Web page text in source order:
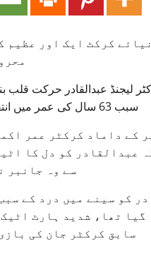
کرکٹ ایک اور عظیم
لیجنڈ عبدالقادر حرکت قلب
سبب 63 سال کی عمر میں انتقال کرگئے
کے داماد کرکٹر عمر
عبدالقادر کو دل کا
سے وہ جانبر
کو سینے میں درد کے
گیا تھا، شدید ہارٹ
سابق کرکٹر جان کی